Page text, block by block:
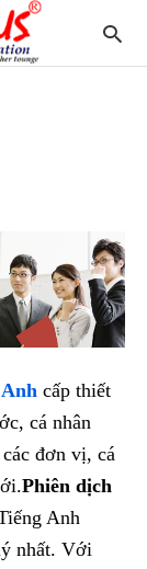
cấp thiết
cá nhân
đơn vị, cá
Phiên dịch
Anh
nhất. Với